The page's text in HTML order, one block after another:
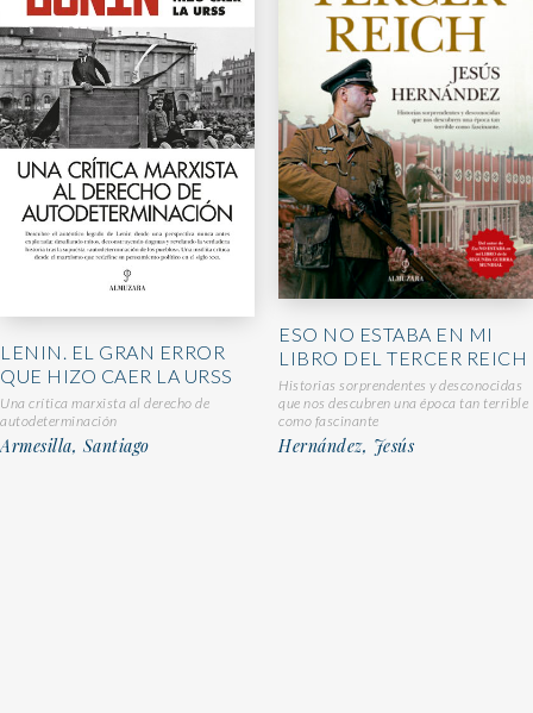
LENIN. EL GRAN ERROR
QUE HIZO CAER LA URSS
Una crítica marxista al derecho de
autodeterminación
Armesilla, Santiago
ESO NO ESTABA EN MI
LIBRO DEL TERCER REICH
Historias sorprendentes y desconocidas
que nos descubren una época tan terrible
como fascinante
Hernández, Jesús